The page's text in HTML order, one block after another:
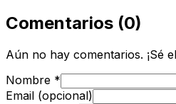
Comentarios (0)
Aún no hay comentarios. ¡Sé
Nombre *
Email (opcional)